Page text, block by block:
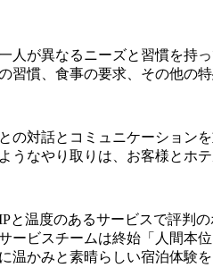
人が異なるニーズと習慣を持
習慣、食事の要求、その他の
の対話とコミュニケーション
うなやり取りは、お客様とホ
と温度のあるサービスで評判
ービスチームは終始「人間本
温かみと素晴らしい宿泊体験を